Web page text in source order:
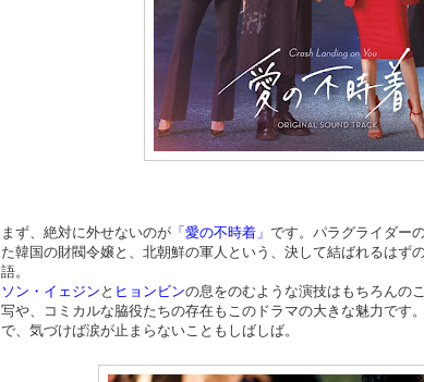
まず、絶対に外せないのが 「愛の不時着」 です。パラグライダー
た韓国の財閥令嬢と、北朝鮮の軍人という、決して結ばれるはず
語。
ソン・イェジン と ヒョンビンの息をのむような演技はもちろんの
写や、コミカルな脇役たちの存在もこのドラマの大きな魅力です
で、気づけば涙が止まらないこともしばしば。